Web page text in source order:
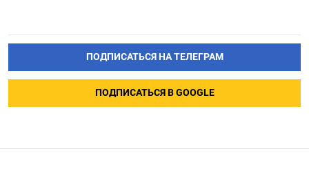
ПОДПИСАТЬСЯ НА ТЕЛЕГРАМ
ПОДПИСАТЬСЯ В GOOGLE